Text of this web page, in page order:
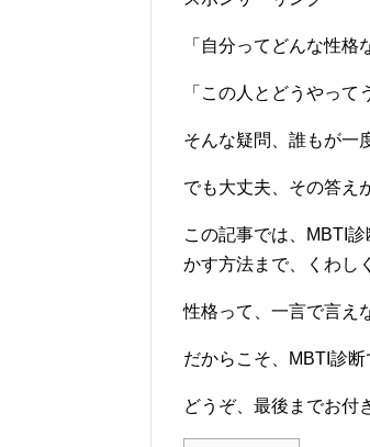
「自分ってどんな性格
「この人とどうやって
そんな疑問、誰もが一
でも大丈夫、その答え
この記事では、MBTI
かす方法まで、くわし
性格って、一言で言え
だからこそ、MBTI診
どうぞ、最後までお付